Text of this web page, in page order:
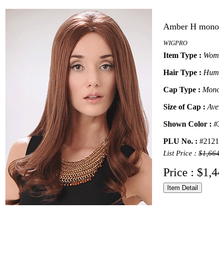
Amber H
WIGPRO
Item Type :
Hair Type :
Cap Type :
Size of Cap :
Shown Color :
PLU No. :
List Price :
Price :